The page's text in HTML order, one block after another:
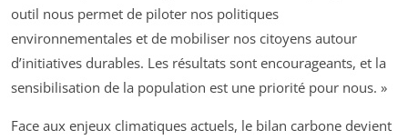
outil nous permet de piloter nos politiques
environnementales et de mobiliser nos citoyens autour
d’initiatives durables. Les résultats sont encourageants, et la
sensibilisation de la population est une priorité pour nous. »
Face aux enjeux climatiques actuels, le bilan carbone devient